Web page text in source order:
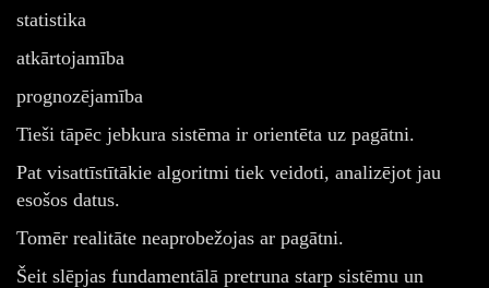
statistika
atkārtojamība
prognozējamība
Tieši tāpēc jebkura sistēma ir orientēta uz pagātni.
Pat visattīstītākie algoritmi tiek veidoti, analizējot jau
esošos datus.
Tomēr realitāte neaprobežojas ar pagātni.
Šeit slēpjas fundamentālā pretruna starp sistēmu un